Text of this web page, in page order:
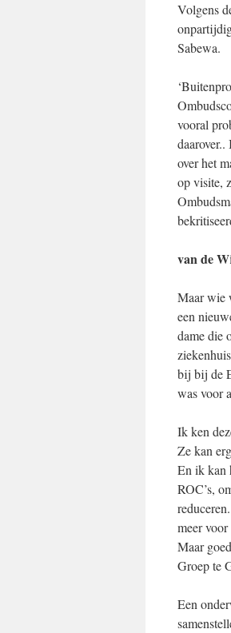
Volgens
Sabewa.
vooral
over het
op visite,
van de
Maar wie
een
dame die
bij bij de
was voor
Ik ken
Ze kan
En ik kan
ROC’s,
meer
Maar
Groep te
Een